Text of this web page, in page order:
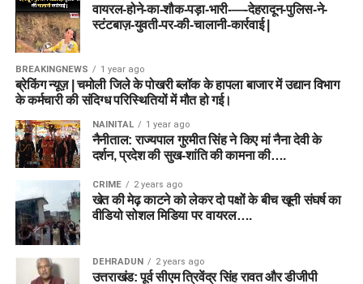
वायरल-होने-का-शौक-पड़ा-भारी-—-देहरादून-पुलिस-ने-
स्टंटबाज़-युवती-पर-की-चालानी-कार्रवाई |
BREAKINGNEWS 1 year ago
ब्रेकिंग न्यूज़ | चमोली जिले के पोखरी ब्लॉक के हापला बाजार में उद्यान विभाग
के कर्मचारी की संदिग्ध परिस्थितियों में मौत हो गई।
NAINITAL 1 year ago
नैनीताल: राज्यपाल गुरमीत सिंह ने किए मां नैना देवी के
दर्शन, प्रदेश की सुख-शांति की कामना की….
CRIME 2 years ago
खेत की मेढ़ काटने को लेकर दो पक्षों के बीच खूनी संघर्ष का
वीडियो सोशल मिडिया पर वायरल….
DEHRADUN 2 years ago
उत्तराखंड: पूर्व सीएम त्रिवेंद्र सिंह रावत और डीजीपी